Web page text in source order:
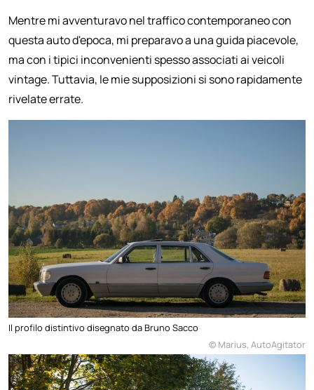
Mentre mi avventuravo nel traffico contemporaneo con
questa auto d'epoca, mi preparavo a una guida piacevole,
ma con i tipici inconvenienti spesso associati ai veicoli
vintage. Tuttavia, le mie supposizioni si sono rapidamente
rivelate errate.
Il profilo distintivo disegnato da Bruno Sacco
© Marius, AutoAgitator